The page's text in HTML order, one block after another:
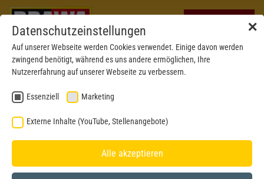
✕
Datenschutzeinstellungen
Auf unserer Webseite werden Cookies verwendet. Einige davon werden
zwingend benötigt, während es uns andere ermöglichen, Ihre
Nutzererfahrung auf unserer Webseite zu verbessern.
Essenziell Marketing
Externe Inhalte (YouTube, Stellenangebote)
Alle akzeptieren